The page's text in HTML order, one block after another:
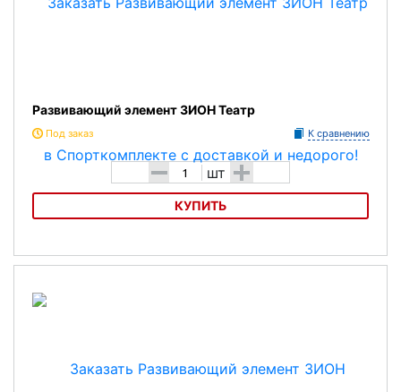
Развивающий элемент ЗИОН Театр
Под заказ К сравнению
- шт +
КУПИТЬ
Развивающий элемент ЗИОН Театр